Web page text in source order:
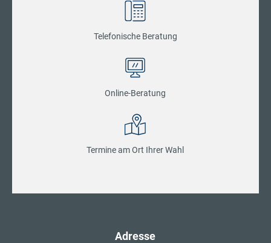
Telefonische Beratung
Online-Beratung
Termine am Ort Ihrer Wahl
Adresse